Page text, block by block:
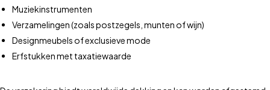
Muziekinstrumenten
Verzamelingen (zoals postzegels, munten of wijn)
Designmeubels of exclusieve mode
Erfstukken met taxatiewaarde